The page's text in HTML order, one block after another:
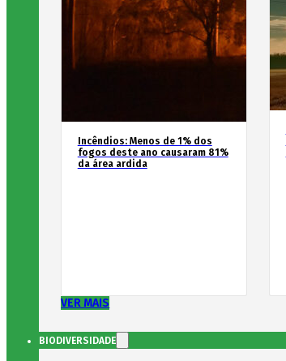
Incêndios: Menos de 1% dos
fogos deste ano causaram 81%
da área ardida
VER MAIS
BIODIVERSIDADE